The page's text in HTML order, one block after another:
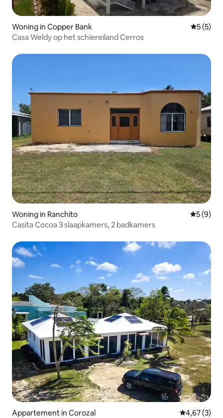
Woning in Copper Bank
5 (5)
Casa Weldy op het schiereiland Cerros
Woning in Ranchito
5 (9)
Casita Cocoa 3 slaapkamers, 2 badkamers
Appartement in Corozal
4,67 (3)